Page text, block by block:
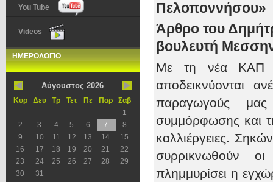
You Tube
Videos
ΗΜΕΡΟΛΟΓΙΟ
Αύγουστος 2026
Κυρ Δευ Τρ Τετ Πε Παρ
Σαβ
1
2
3 4 5 6 7
8
9
10 11 12 13 14
15
16
17 18 19 20 21
22
23
24 25 26 27 28
29
30
31
Πελοποννήσου»
Άρθρο του
βουλευτή
Με τη νέα ΚΑΠ
αποδεικνύονται
παραγωγούς μας
συμμόρφωσης και
καλλιέργειες.
συρρικνωθούν
πλημμυρίσει η